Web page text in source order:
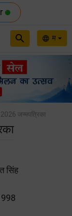
language म
search
जन्मपत्रिका
सिंह